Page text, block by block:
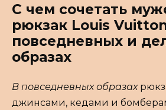
С чем сочетать
рюкзак Louis
повседневных и
образах
В повседневных образах
джинсами, кедами и